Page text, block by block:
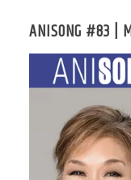
ANISONG #83 |